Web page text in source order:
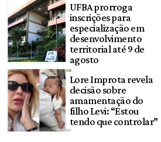
UFBA prorroga
inscrições para
especialização em
desenvolvimento
territorial até 9 de
agosto
Lore Improta revela
decisão sobre
amamentação do
filho Levi: “Estou
tendo que controlar”